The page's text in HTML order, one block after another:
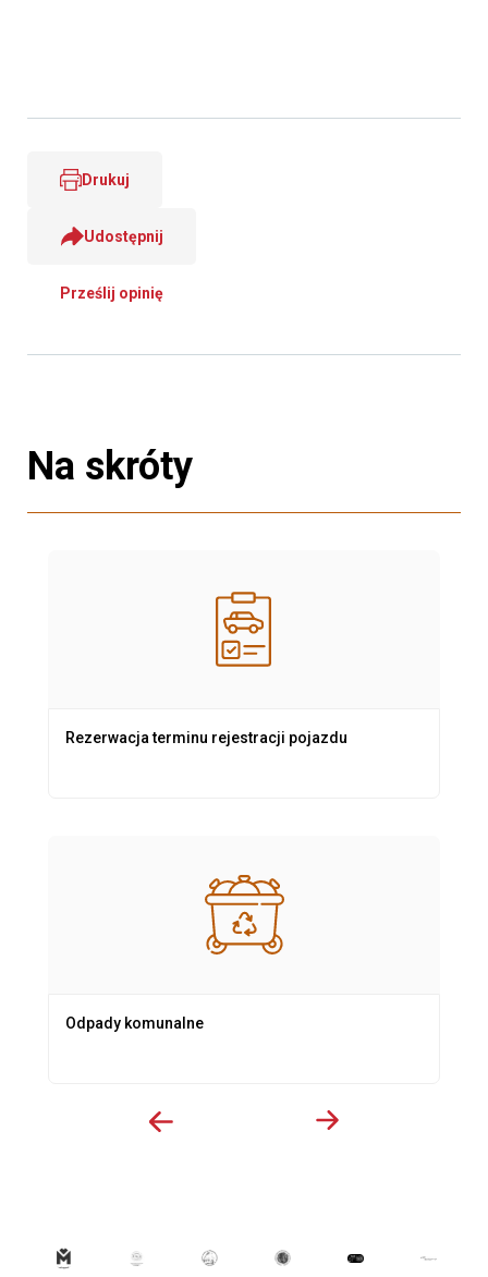
Drukuj
Udostępnij
Prześlij opinię
Na skróty
Rezerwacja terminu rejestracji pojazdu
Odpady komunalne